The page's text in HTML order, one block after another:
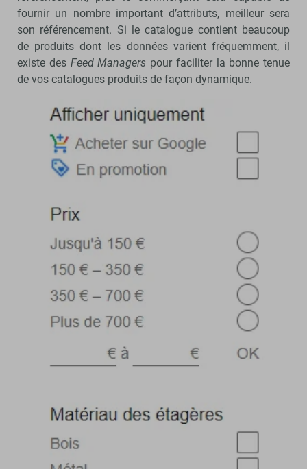
fournir un nombre important d’attributs, meilleur sera
son référencement. Si le catalogue contient beaucoup
de produits dont les données varient fréquemment, il
existe des Feed Managers pour faciliter la bonne tenue
de vos catalogues produits de façon dynamique.